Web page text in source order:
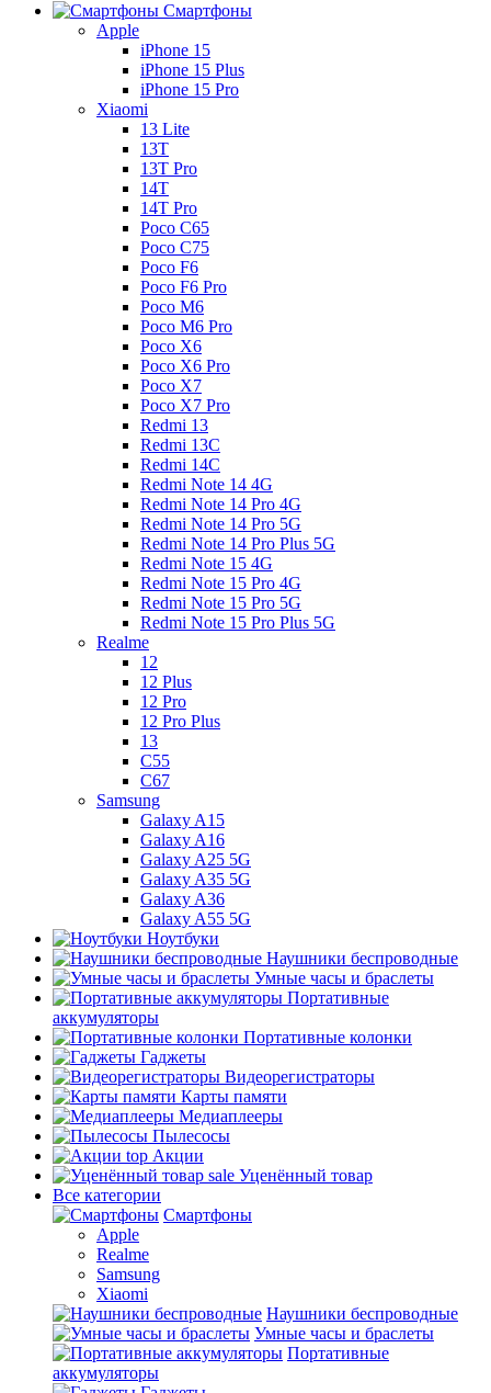
Смартфоны
Apple
iPhone 15
iPhone 15 Plus
iPhone 15 Pro
Xiaomi
13 Lite
13T
13T Pro
14T
14T Pro
Poco C65
Poco C75
Poco F6
Poco F6 Pro
Poco M6
Poco M6 Pro
Poco X6
Poco X6 Pro
Poco X7
Poco X7 Pro
Redmi 13
Redmi 13C
Redmi 14C
Redmi Note 14 4G
Redmi Note 14 Pro 4G
Redmi Note 14 Pro 5G
Redmi Note 14 Pro Plus 5G
Redmi Note 15 4G
Redmi Note 15 Pro 4G
Redmi Note 15 Pro 5G
Redmi Note 15 Pro Plus 5G
Realme
12
12 Plus
12 Pro
12 Pro Plus
13
C55
C67
Samsung
Galaxy A15
Galaxy A16
Galaxy A25 5G
Galaxy A35 5G
Galaxy A36
Galaxy A55 5G
Ноутбуки
Наушники беспроводные
Умные часы и браслеты
Портативные
аккумуляторы
Портативные колонки
Гаджеты
Видеорегистраторы
Карты памяти
Медиаплееры
Пылесосы
top Акции
sale Уценённый товар
Все категории
Смартфоны
Apple
Realme
Samsung
Xiaomi
Наушники беспроводные
Умные часы и браслеты
Портативные
аккумуляторы